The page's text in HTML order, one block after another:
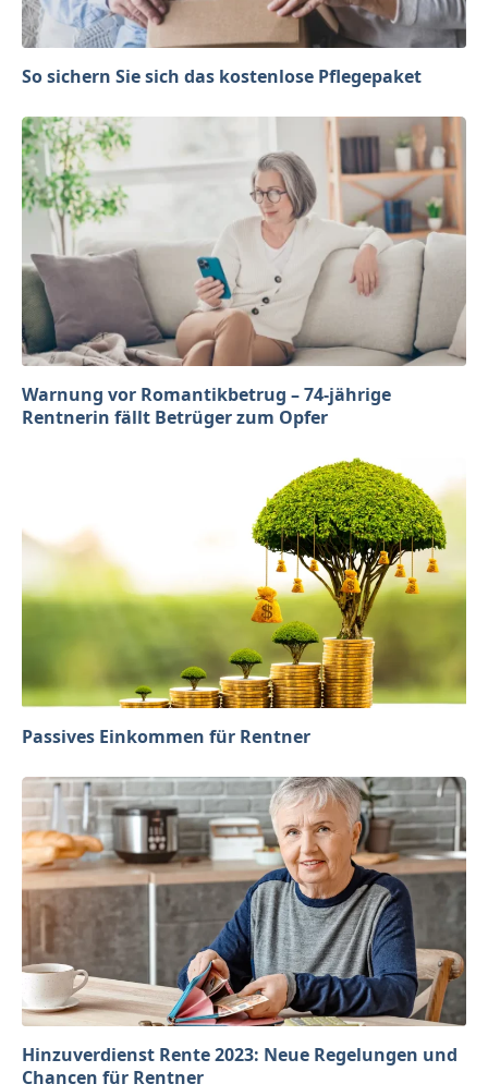
So sichern Sie sich das kostenlose Pflegepaket
Warnung vor Romantikbetrug – 74-jährige
Rentnerin fällt Betrüger zum Opfer
Passives Einkommen für Rentner
Hinzuverdienst Rente 2023: Neue Regelungen und
Chancen für Rentner